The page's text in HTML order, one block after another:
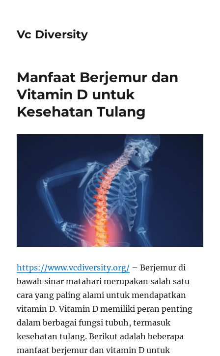
Vc Diversity
Manfaat Berjemur dan
Vitamin D untuk
Kesehatan Tulang
https://www.vcdiversity.org/ – Berjemur di
bawah sinar matahari merupakan salah satu
cara yang paling alami untuk mendapatkan
vitamin D. Vitamin D memiliki peran penting
dalam berbagai fungsi tubuh, termasuk
kesehatan tulang. Berikut adalah beberapa
manfaat berjemur dan vitamin D untuk